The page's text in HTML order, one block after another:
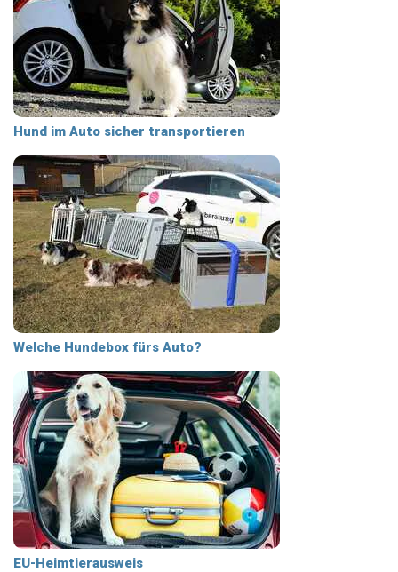
Hund im Auto sicher transportieren
Welche Hundebox fürs Auto?
EU-Heimtierausweis